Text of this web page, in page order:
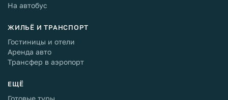
На автобус
ЖИЛЬЁ И ТРАНСПОРТ
Гостиницы и отели
Аренда авто
Трансфер в аэропорт
ЕЩЁ
Готовые туры